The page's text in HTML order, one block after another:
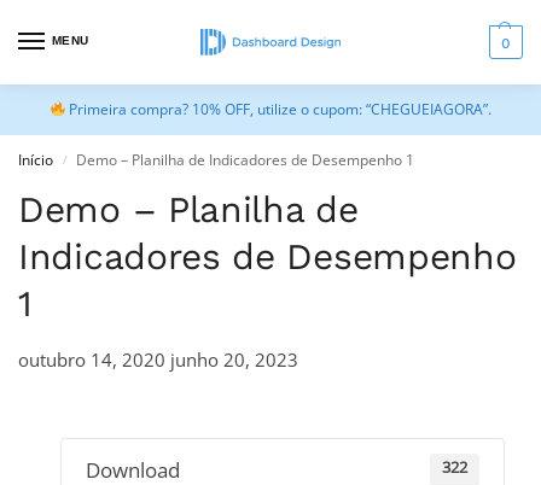
MENU 0
Primeira compra? 10% OFF, utilize o cupom: “CHEGUEIAGORA”.
Início / Demo – Planilha de Indicadores de Desempenho 1
Demo – Planilha de
Indicadores de Desempenho
1
outubro 14, 2020 junho 20, 2023
Download 322